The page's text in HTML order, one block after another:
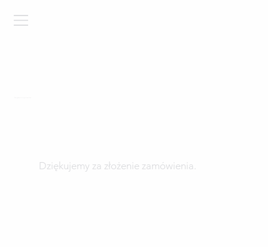
Dziękujemy za złożenie zamówienia.